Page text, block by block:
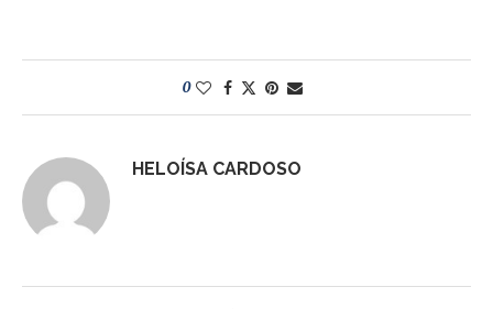
0
HELOÍSA CARDOSO